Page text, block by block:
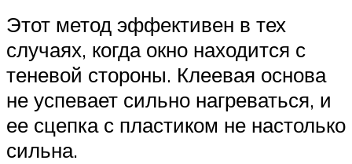
Этот метод эффективен в тех
случаях, когда окно находится с
теневой стороны. Клеевая основа
не успевает сильно нагреваться, и
ее сцепка с пластиком не настолько
сильна.